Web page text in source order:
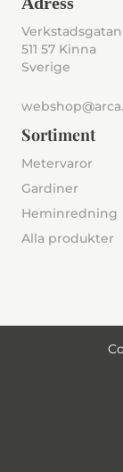
Verkstadsgatan
511 57 Kinna
Sverige
Sortiment
Metervaror
Gardiner
Heminredning
Alla produkter